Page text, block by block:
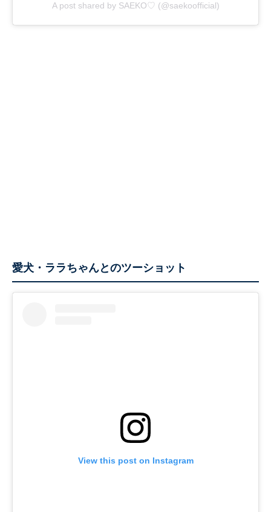
A post shared by SAEKO♡ (@saekoofficial)
愛犬・ララちゃんとのツーショット
View this post on Instagram